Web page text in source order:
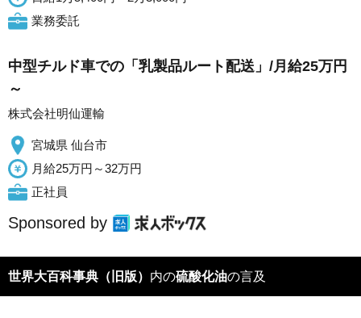
業務委託
中型チルド車での「乳製品ルート配送」/月給25万円
～
株式会社明仙運輸
宮城県 仙台市
月給25万円～32万円
正社員
Sponsored by
世界大百科事典（旧版） 内の硫酸化油の言及